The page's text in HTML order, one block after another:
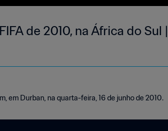
de 2010, na África do Sul |
em Durban, na quarta-feira, 16 de junho de 2010.